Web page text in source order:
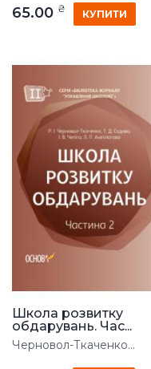
65.00 ₴ КУПИТИ
Школа розвитку
обдарувань. Час...
Черновол-Ткаченко...